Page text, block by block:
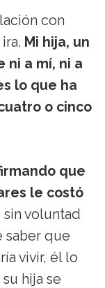
con
Mi hija, un
ni a mí, ni a
lo que ha
o cinco
que
le costó
voluntad
saber que
vivir, él lo
hija se